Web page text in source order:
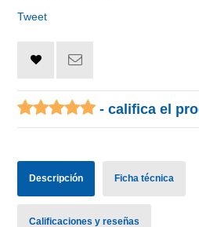
Tweet
- califica el
Descripción Ficha técnica
Calificaciones y reseñas